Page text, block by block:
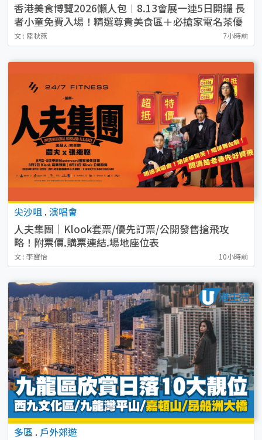
香港美食博覽2026懶人包︱8.13會展一連5日開鑼 長
者小童免費入場！精選尊貴美食區＋必搶家電名茶優
惠
文 : 陸秋燕 7小時前
尖沙咀 . 演唱會
人夫集團｜Klook套票/優先訂票/公開發售搶飛攻
略！附票價.購票連結.場地座位表
文 : 李寶怡 10小時前
多區 . 戶外郊遊